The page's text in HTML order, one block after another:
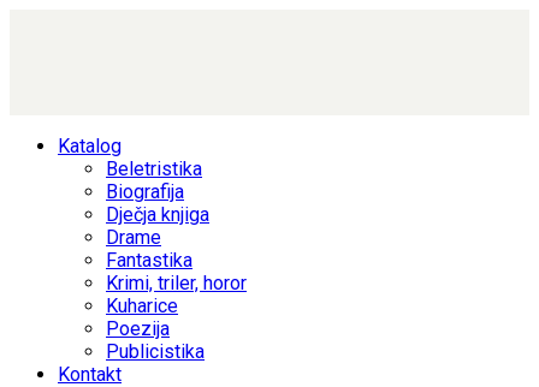
Katalog
Beletristika
Biografija
Dječja knjiga
Drame
Fantastika
Krimi, triler, horor
Kuharice
Poezija
Publicistika
Kontakt